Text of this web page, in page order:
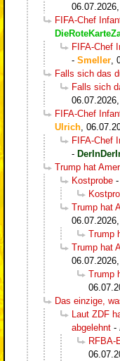
FIFA-Chef
FIFA-Chef
- Smeller
Falls sich das
Falls sich
FIFA-Chef
Ulrich
FIFA-Chef
-
Trump hat
Kostprobe -
Trump hat
Trump
Trump hat
Trump
Das einzige,
Laut ZDF
abgelehnt -
RFBA-